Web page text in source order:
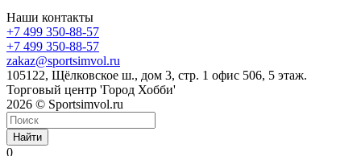
Наши контакты
+7 499 350-88-57
+7 499 350-88-57
zakaz@sportsimvol.ru
105122, Щёлковское ш., дом 3, стр. 1 офис 506, 5 этаж.
Торговый центр 'Город Хобби'
2026 © Sportsimvol.ru
Найти
0